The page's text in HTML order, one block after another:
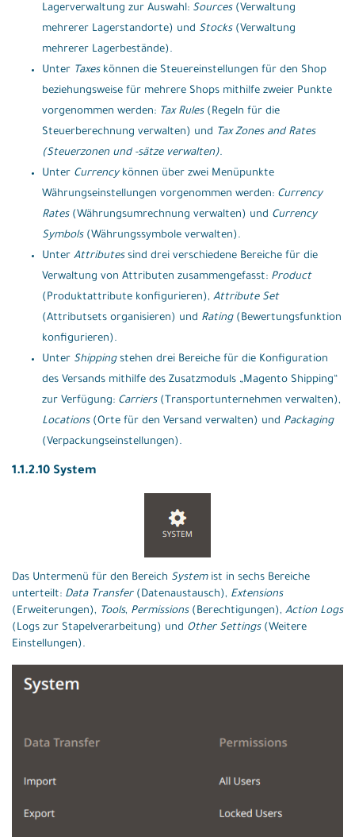
Lagerverwaltung zur Auswahl: Sources(Verwaltung
mehrerer Lagerstandorte) und Stocks(Verwaltung
mehrerer Lagerbestände).
Unter Taxeskönnen die Steuereinstellungen für den Shop
beziehungsweise für mehrere Shops mithilfe zweier Punkte
vorgenommen werden: Tax Rules(Regeln für die
Steuerberechnung verwalten) und Tax Zones and Rates
(Steuerzonen und -sätze verwalten).
Unter Currencykönnen über zwei Menüpunkte
Währungseinstellungen vorgenommen werden: Currency
Rates(Währungsumrechnung verwalten) und Currency
Symbols(Währungssymbole verwalten).
Unter Attributessind drei verschiedene Bereiche für die
Verwaltung von Attributen zusammengefasst: Product
(Produktattribute konfigurieren), Attribute Set
(Attributsets organisieren) und Rating(Bewertungsfunktion
konfigurieren).
Unter Shippingstehen drei Bereiche für die Konfiguration
des Versands mithilfe des Zusatzmoduls „Magento Shipping“
zur Verfügung: Carriers(Transportunternehmen verwalten),
Locations(Orte für den Versand verwalten) und Packaging
(Verpackungseinstellungen).
1.1.2.10 System
Das Untermenü für den Bereich Systemist in sechs Bereiche
unterteilt: Data Transfer(Datenaustausch), Extensions
(Erweiterungen), Tools, Permissions(Berechtigungen), Action Logs
(Logs zur Stapelverarbeitung) und Other Settings(Weitere
Einstellungen).